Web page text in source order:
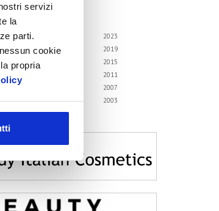
servizi
la
parti.
cookie
propria
2023
2020
2019
2015
2011
2007
2004
2003